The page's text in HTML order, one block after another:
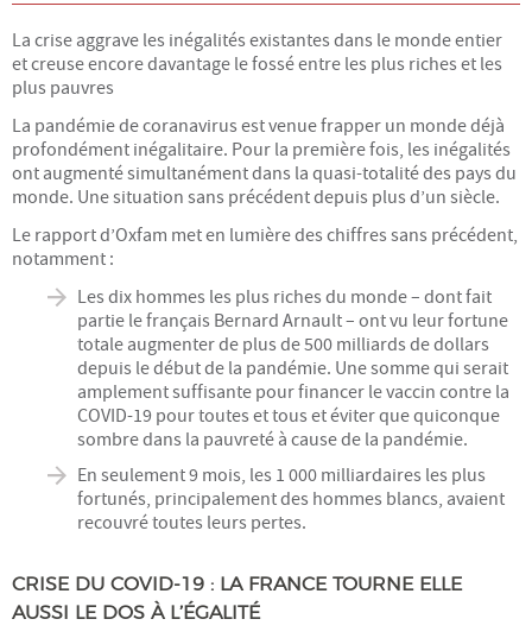
Le projet
Devenir adhérent
Rejoignez-nous
Conseil Collégial
Statuts
Assemblées Générales
RESSOURCES
Ateliers sciences humaines et plus...
Conférences
PARTENARIATS & LIENS
La crise aggrave les inégalités existantes dans le monde entier
et creuse encore davantage le fossé entre les plus riches et les
plus pauvres
La pandémie de coranavirus est venue frapper un monde déjà
profondément inégalitaire. Pour la première fois, les inégalités
ont augmenté simultanément dans la quasi-totalité des pays du
monde. Une situation sans précédent depuis plus d’un siècle.
Le rapport d’Oxfam met en lumière des chiffres sans précédent,
notamment :
Les dix hommes les plus riches du monde – dont fait
partie le français Bernard Arnault – ont vu leur fortune
totale augmenter de plus de 500 milliards de dollars
depuis le début de la pandémie. Une somme qui serait
amplement suffisante pour financer le vaccin contre la
COVID-19 pour toutes et tous et éviter que quiconque
sombre dans la pauvreté à cause de la pandémie.
En seulement 9 mois, les 1 000 milliardaires les plus
fortunés, principalement des hommes blancs, avaient
recouvré toutes leurs pertes.
CRISE DU COVID-19 : LA FRANCE TOURNE ELLE
AUSSI LE DOS À L’ÉGALITÉ